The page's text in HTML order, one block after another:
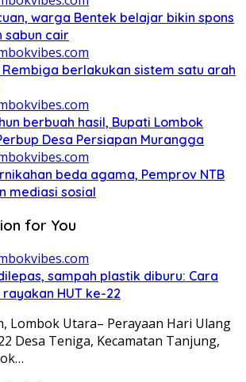
warga Bentek belajar bikin spons
sabun cair
Rembiga berlakukan sistem satu arah
berbuah hasil, Bupati Lombok
Desa Persiapan Murangga
beda agama, Pemprov NTB
mediasi sosial
for You
sampah plastik diburu: Cara
HUT ke-22
Lombok Utara– Perayaan Hari Ulang
Desa Teniga, Kecamatan Tanjung,